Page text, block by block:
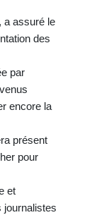
a assuré le
des
par
encore la
présent
pour
et
journalistes